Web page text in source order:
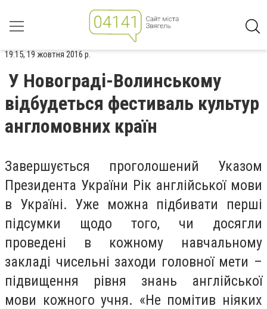
19:15, 19 жовтня 2016 р.
У Новограді-Волинському
відбудеться фестиваль культур
англомовних країн
Завершується проголошений Указом
Президента України Рік англійської мови
в Україні. Уже можна підбивати перші
підсумки щодо того, чи досягли
проведені в кожному навчальному
закладі чисельні заходи головної мети –
підвищення рівня знань англійської
мови кожного учня. «Не помітив ніяких